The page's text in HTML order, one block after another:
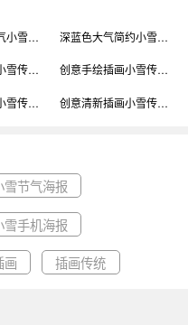
深蓝色简约大气小雪传统节气手机海报模板背景 深蓝色大气简约小雪传统节气手机海报模板背景
卡通创意插画小雪传统节气手机海报模板背景 创意手绘插画小雪传统节气手机海报模板背景
蓝色创意插画小雪传统节气手机海报模板背景 创意清新插画小雪传统节气手机海报模板背景
雪节气海报
雪手机海报
画 插画传统